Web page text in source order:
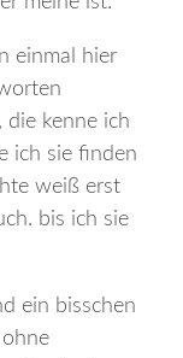
einmal hier
die kenne ich
ich sie finden
weiß erst
bis ich sie
ein bisschen